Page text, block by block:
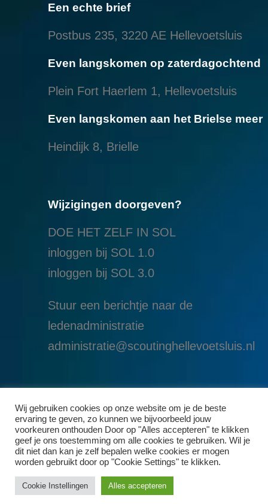
Een echte brief
Postbus 235, 3220 AE Hellevoetsluis
Even langskomen op zaterdagochtend
Plein Fort Haerlem 1, Hellevoetsluis
Even langskomen aan het Brielse meer
Heindijk 8, Brielle
Wijzigingen doorgeven?
DOE HET ZELF IN SOL
inloggen bij SOL 1.0
inloggen bij SOL 3.0
Stuur een berichtje naar de
ledenadministratie
administratie@scoutinghellevoetsluis.nl
Wij gebruiken cookies op onze website om je de beste
ervaring te geven, zo kunnen we bijvoorbeeld jouw
voorkeuren onthouden Door op "Alles accepteren" te klikken
geef je ons toestemming om alle cookies te gebruiken. Wil je
dit niet dan kan je zelf bepalen welke cookies er mogen
worden gebruikt door op "Cookie Settings" te klikken.
Cookie Instellingen Alles accepteren